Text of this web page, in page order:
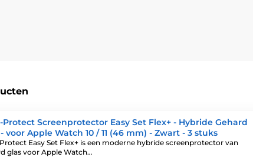
Protect Screenprotector Easy Set Flex+ - Hybride Gehard
voor Apple Watch 10 / 11 (46 mm) - Zwart - 3 stuks
Easy Set Flex+ is een moderne hybride screenprotector van
glas voor Apple Watch…